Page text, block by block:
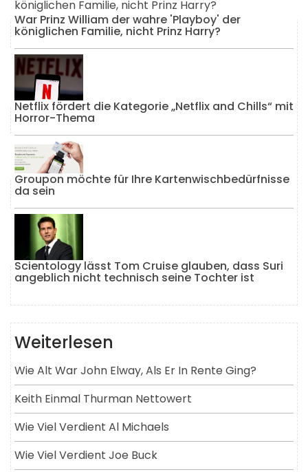
War Prinz William der wahre 'Playboy' der
königlichen Familie, nicht Prinz Harry?
Netflix fördert die Kategorie „Netflix and Chills“ mit
Horror-Thema
Groupon möchte für Ihre Kartenwischbedürfnisse
da sein
Scientology lässt Tom Cruise glauben, dass Suri
angeblich nicht technisch seine Tochter ist
Weiterlesen
Wie Alt War John Elway, Als Er In Rente Ging?
Keith Einmal Thurman Nettowert
Wie Viel Verdient Al Michaels
Wie Viel Verdient Joe Buck